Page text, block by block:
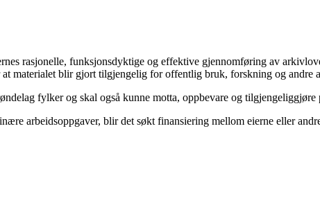
rasjonelle, funksjonsdyktige og effektive gjennomføring av
materialet blir gjort tilgjengelig for offentlig bruk, forskning og andre
fylker og skal også kunne motta, oppbevare og
arbeidsoppgaver, blir det søkt finansiering mellom eierne eller